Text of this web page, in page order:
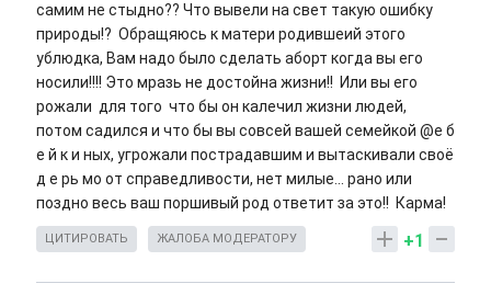
самим не стыдно?? Что вывели на свет такую ошибку
природы!? Обращяюсь к матери родившеий этого
ублюдка, Вам надо было сделать аборт когда вы его
носили!!!! Это мразь не достойна жизни!! Или вы его
рожали для того что бы он калечил жизни людей,
потом садился и что бы вы совсей вашей семейкой @е б
е й к и ных, угрожали пострадавшим и вытаскивали своё
д е рь мо от справедливости, нет милые... рано или
поздно весь ваш поршивый род ответит за это!! Карма!
+1
ЦИТИРОВАТЬ ЖАЛОБА МОДЕРАТОРУ